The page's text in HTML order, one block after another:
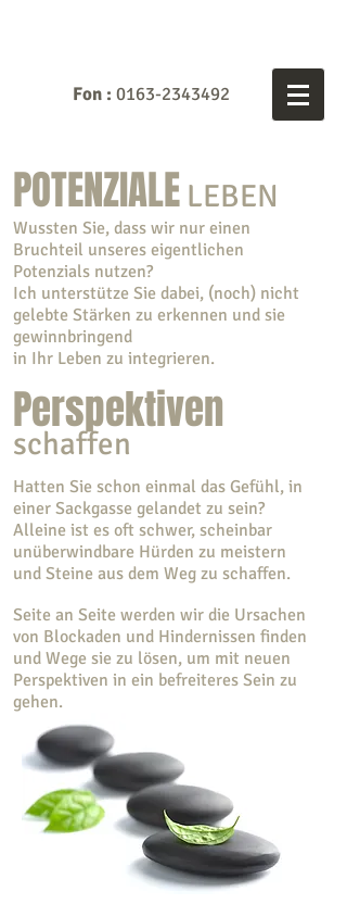
Fon : 0163-2343492
POTENZIALE LEBEN
Wussten Sie, dass wir nur einen
Bruchteil unseres eigentlichen
Potenzials nutzen?
Ich unterstütze Sie dabei, (noch) nicht
gelebte Stärken zu erkennen und sie
gewinnbringend
in Ihr Leben zu integrieren.
Perspektiven
schaffen
Hatten Sie schon einmal das Gefühl, in
einer Sackgasse gelandet zu sein?
Alleine ist es oft schwer, scheinbar
unüberwindbare Hürden zu meistern
und Steine aus dem Weg zu schaffen.
Seite an Seite werden wir die Ursachen
von Blockaden und Hindernissen finden
und Wege sie zu lösen, um mit neuen
Perspektiven in ein befreiteres Sein zu
gehen.